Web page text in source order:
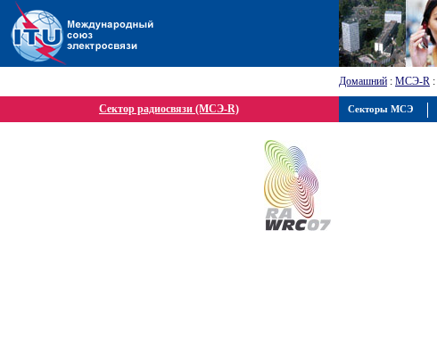
Домашний : МСЭ-R :
Сектор радиосвязи (МСЭ-R) Секторы МСЭ